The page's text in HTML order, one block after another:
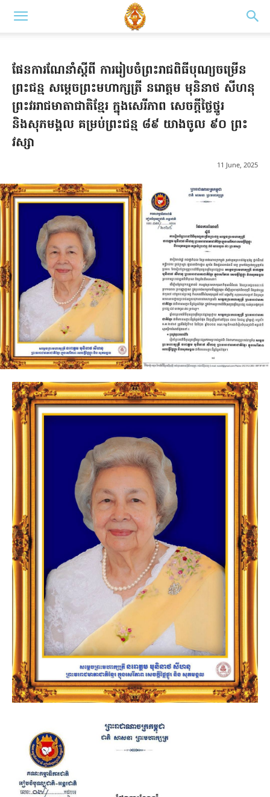
ផែនការណែនាំ​ស្ដីពី ការរៀបចំព្រះរាជពិធីបុណ្យចម្រេីន
ព្រះជន្ម​ សម្តេចព្រះមហាក្សត្រី នរោត្តម មុនិនាថ សីហនុ
ព្រះ​វររាជ​មាតាជាតិខ្មែរ ក្នុងសេរីភាព សេចក្តីថ្លៃថ្នូរ
និងសុភមង្គល គម្រប់​ព្រះជន្ម ៨៩ យាងចូល ៩០ ព្រះ
វស្សា
11 June, 2025